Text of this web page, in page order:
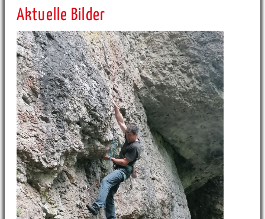
Aktuelle Bilder